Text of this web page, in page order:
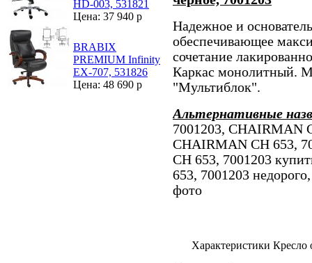
HD-003, 531821
Цена: 37 940 р
BRABIX
PREMIUM Infinity
EX-707, 531826
Цена: 48 690 р
Надежное и
обеспечивающее
сочетание
Каркас монолитный.
"Мультиблок".
Альтернативные
7001203, CHAIRMAN
CHAIRMAN CH 653,
CH 653, 7001203
653, 7001203
фото
Характеристики Кресло